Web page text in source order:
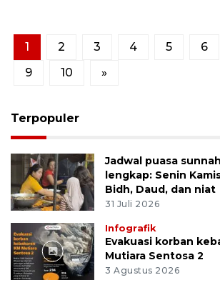
1 2 3 4 5 6
9
10 »
Terpopuler
Jadwal puasa
lengkap: Senin
Bidh, Daud, dan niat
31 Juli 2026
Infografik
Evakuasi korban
Mutiara Sentosa 2
3 Agustus 2026